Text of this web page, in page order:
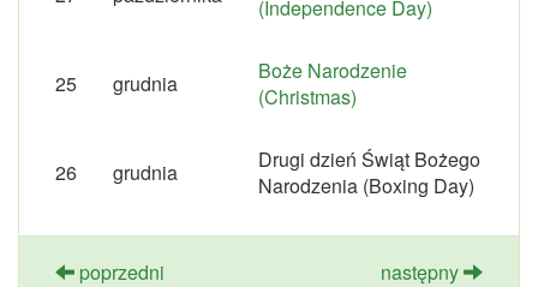
(Independence Day)
25 grudnia
Boże Narodzenie
(Christmas)
26 grudnia
Drugi dzień Świąt Bożego
Narodzenia (Boxing Day)
poprzedni następny